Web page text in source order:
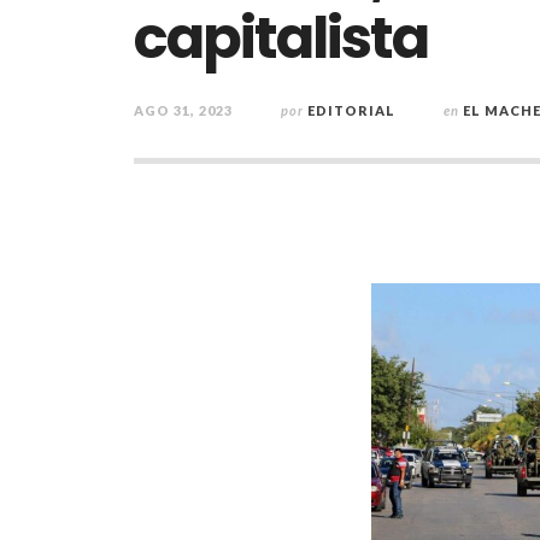
capitalista
AGO 31, 2023 por EDITORIAL en EL